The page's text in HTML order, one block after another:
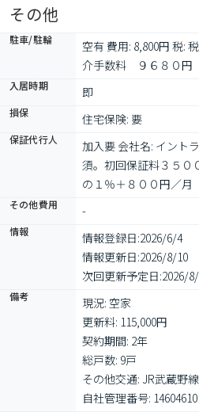
その他
駐車/駐輪
空有 費用: 8,800円 税:
介手数料　９６８０円
入居時期 即
損保 住宅保険: 要
保証代行人
加入要 会社名: イント
須。初回保証料３５０
の１％＋８００円／月
その他費用 -
情報 情報登録日:2026/6/4
情報更新日:2026/8/10
次回更新予定日:2026/
備考
現況: 空家
更新料: 115,000円
契約期間: 2年
総戸数: 9戸
その他交通: JR武蔵野
自社管理番号: 14604610